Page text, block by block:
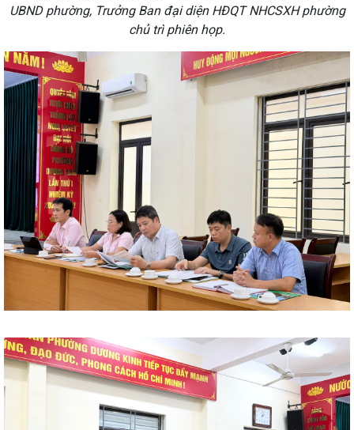
UBND phường, Trưởng Ban đại diện HĐQT NHCSXH phường
chủ trì phiên họp.